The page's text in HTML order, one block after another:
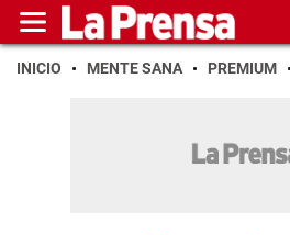
INICIO MENTE SANA PREMIUM